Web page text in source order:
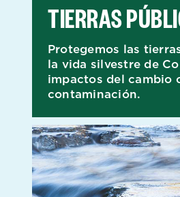
TIERRAS
Protegemos las
la vida silvestre de
impactos del cambio
contaminación.